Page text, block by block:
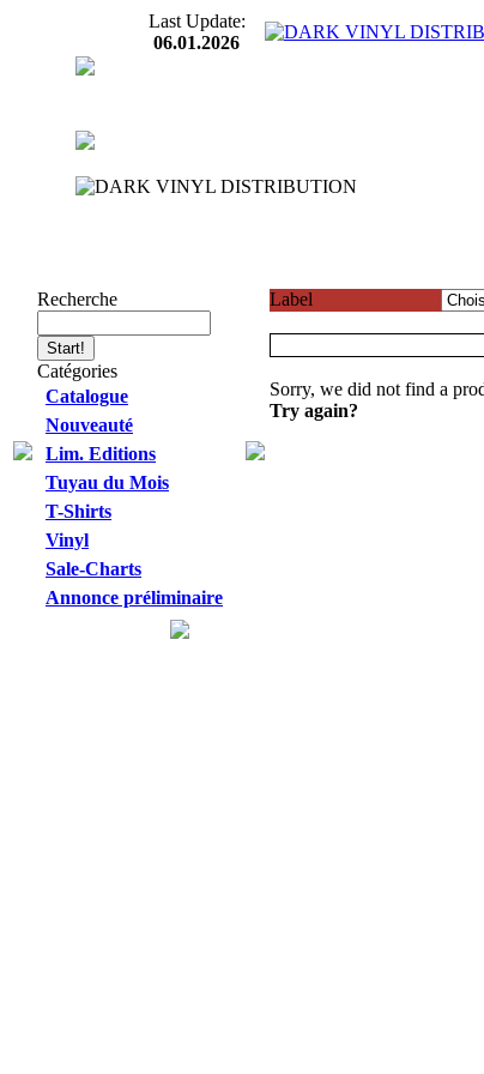
Last Update:
06.01.2026
Recherche
Catégories
Catalogue
Nouveauté
Lim. Editions
Tuyau du Mois
T-Shirts
Vinyl
Sale-Charts
Annonce préliminaire
Label
Sorry, we did not find a
Try again?